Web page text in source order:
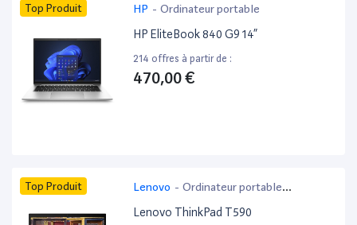
Top Produit HP - Ordinateur portable
HP EliteBook 840 G9 14”
214 offres à partir de :
470,00 €
Top Produit Lenovo - Ordinateur portable
bureautique
Lenovo ThinkPad T590